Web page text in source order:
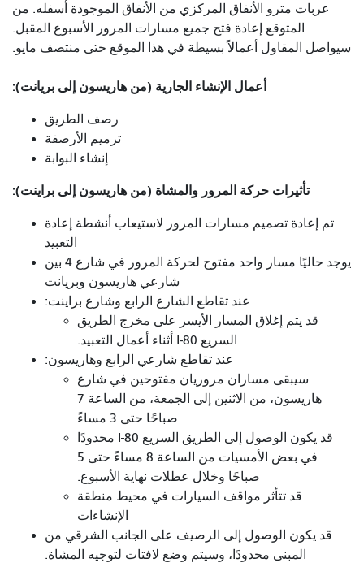
عربات مترو الأنفاق المركزي من الأنفاق الموجودة أسفله. من
المتوقع إعادة فتح جميع مسارات المرور الأسبوع المقبل.
سيواصل المقاول أعمالاً بسيطة في هذا الموقع حتى منتصف مايو.
أعمال الإنشاء الجارية (من هاريسون إلى بريانت):
رصف الطريق
ترميم الأرصفة
إنشاء البوابة
تأثيرات حركة المرور والمشاة (من هاريسون إلى براينت):
تم إعادة تصميم مسارات المرور لاستيعاب أنشطة إعادة
التعبيد
يوجد حاليًا مسار واحد مفتوح لحركة المرور في شارع 4 بين
شارعي هاريسون وبريانت
عند تقاطع الشارع الرابع وشارع براينت:
قد يتم إغلاق المسار الأيسر على مخرج الطريق
السريع I-80 أثناء أعمال التعبيد.
عند تقاطع شارعي الرابع وهاريسون:
سيبقى مساران مروريان مفتوحين في شارع
هاريسون، من الاثنين إلى الجمعة، من الساعة 7
صباحًا حتى 3 مساءً
قد يكون الوصول إلى الطريق السريع I-80 محدودًا
في بعض الأمسيات من الساعة 8 مساءً حتى 5
صباحًا وخلال عطلات نهاية الأسبوع.
قد تتأثر مواقف السيارات في محيط منطقة
الإنشاءات
قد يكون الوصول إلى الرصيف على الجانب الشرقي من
المبنى محدودًا، وسيتم وضع لافتات لتوجيه المشاة.